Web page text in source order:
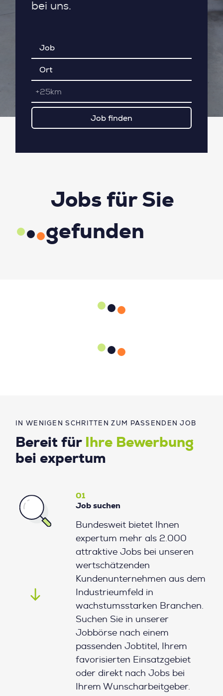
bei uns.
+25km
IN WENIGEN SCHRITTEN ZUM PASSENDEN JOB
Bereit für
Ihre Bewerbung
bei expertum
01
Job suchen
Bundesweit bietet Ihnen
expertum mehr als 2.000
attraktive Jobs bei unseren
wertschätzenden
Kundenunternehmen aus dem
Industrieumfeld in
wachstumsstarken Branchen.
Suchen Sie in unserer
Jobbörse nach einem
passenden Jobtitel, Ihrem
favorisierten Einsatzgebiet
oder direkt nach Jobs bei
Ihrem Wunscharbeitgeber.